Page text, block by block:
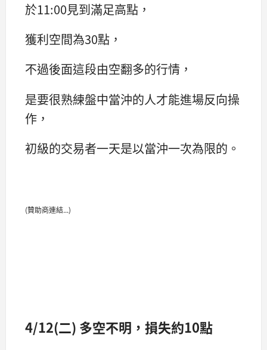
於11:00見到滿足高點，
獲利空間為30點，
不過後面這段由空翻多的行情，
是要很熟練盤中當沖的人才能進場反向操
作，
初級的交易者一天是以當沖一次為限的。
(贊助商連結...)
4/12(二) 多空不明，損失約10點